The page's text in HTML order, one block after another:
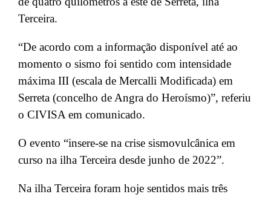
Terceira.
“De acordo com a informação disponível até ao
momento o sismo foi sentido com intensidade
máxima III (escala de Mercalli Modificada) em
Serreta (concelho de Angra do Heroísmo)”, referiu
o CIVISA em comunicado.
O evento “insere-se na crise sismovulcânica em
curso na ilha Terceira desde junho de 2022”.
Na ilha Terceira foram hoje sentidos mais três